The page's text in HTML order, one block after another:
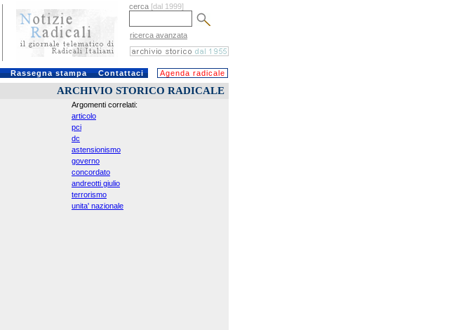
cerca [dal 1999]
ricerca avanzata
Rassegna stampa Contattaci Agenda radicale
ARCHIVIO STORICO RADICALE
Argomenti correlati:
articolo
pci
dc
astensionismo
governo
concordato
andreotti giulio
terrorismo
unita' nazionale